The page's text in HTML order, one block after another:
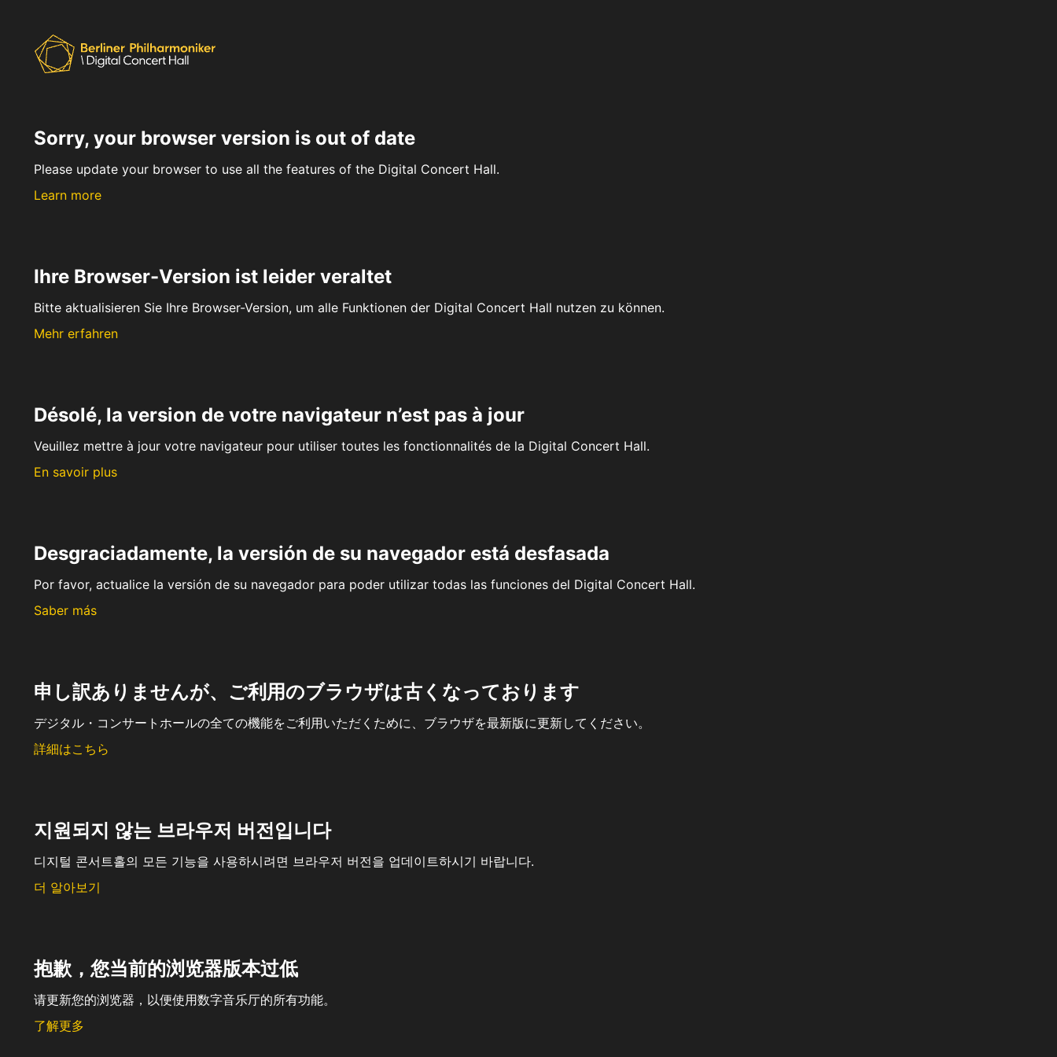
Sorry, your browser version is out of date
Please update your browser to use all the features of the Digital Concert Hall.
Learn more
Ihre Browser-Version ist leider veraltet
Bitte aktualisieren Sie Ihre Browser-Version, um alle Funktionen der Digital Concert Hall nutzen zu können.
Mehr erfahren
Désolé, la version de votre navigateur n’est pas à jour
Veuillez mettre à jour votre navigateur pour utiliser toutes les fonctionnalités de la Digital Concert Hall.
En savoir plus
Desgraciadamente, la versión de su navegador está desfasada
Por favor, actualice la versión de su navegador para poder utilizar todas las funciones del Digital Concert Hall.
Saber más
申し訳ありませんが、ご利用のブラウザは古くなっております
デジタル・コンサートホールの全ての機能をご利用いただくために、ブラウザを最新版に更新してください。
詳細はこちら
지원되지 않는 브라우저 버전입니다
디지털 콘서트홀의 모든 기능을 사용하시려면 브라우저 버전을 업데이트하시기 바랍니다.
더 알아보기
抱歉，您当前的浏览器版本过低
请更新您的浏览器，以便使用数字音乐厅的所有功能。
了解更多